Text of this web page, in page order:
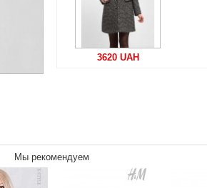
3620 UAH
Мы рекомендуем